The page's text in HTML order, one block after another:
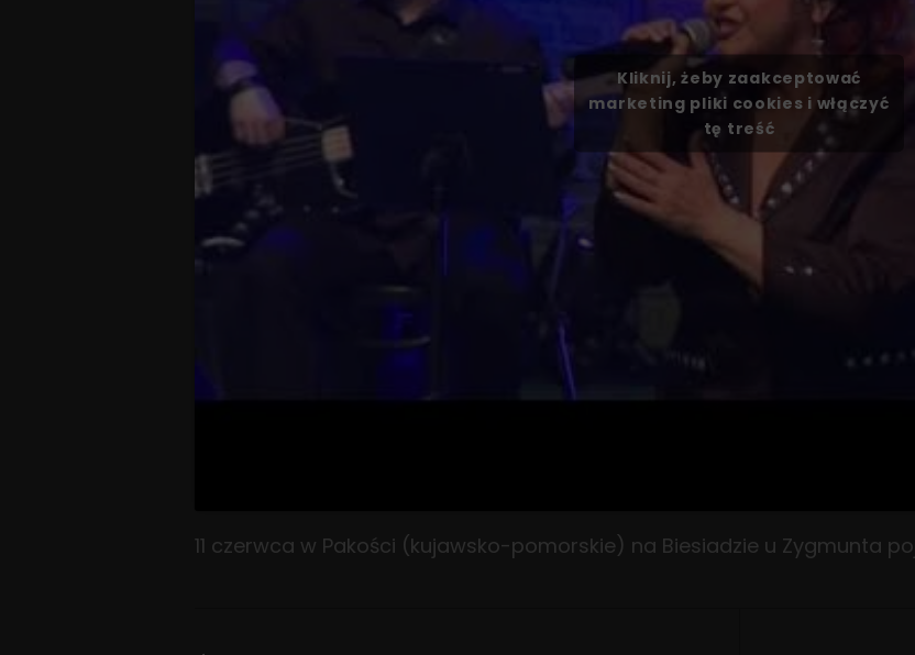
Kliknij, żeby zaakceptować
marketing pliki cookies i włączyć
tę treść
11 czerwca w Pakości (kujawsko-pomorskie) na Biesiadzie u Zygmunta